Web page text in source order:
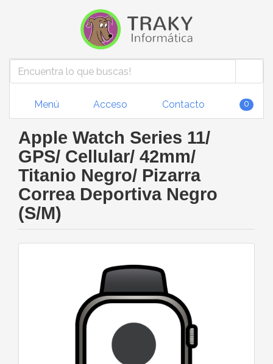
Menú Acceso Contacto 0
Apple Watch Series 11/
GPS/ Cellular/ 42mm/
Titanio Negro/ Pizarra
Correa Deportiva Negro
(S/M)